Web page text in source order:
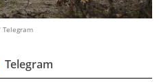
Telegram